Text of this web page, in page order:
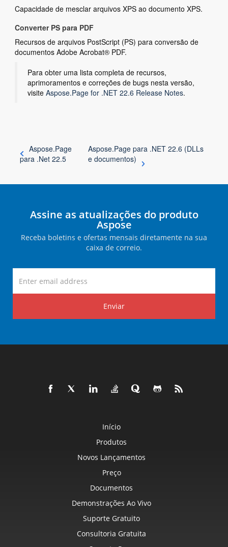
Capacidade de mesclar arquivos XPS ao documento XPS.
Converter PS para PDF
Recursos de arquivos PostScript (PS) para conversão de
documentos Adobe Acrobat® PDF.
Para obter uma lista completa de recursos,
aprimoramentos e correções de bugs nesta versão,
visite Aspose.Page for .NET 22.6 Release Notes.
Aspose.Page
para .Net 22.5
Aspose.Page para .NET 22.6 (DLLs
e documentos)
Assine as atualizações do produto
Aspose
Receba boletins e ofertas mensais diretamente na sua
caixa de correio.
Enviar
Início
Produtos
Novos Lançamentos
Preço
Documentos
Demonstrações Ao Vivo
Suporte Gratuito
Consultoria Gratuita